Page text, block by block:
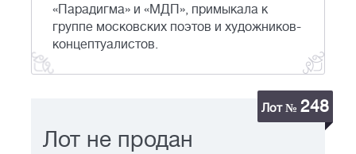
«Парадигма» и «МДП», примыкала к
группе московских поэтов и художников-
концептуалистов.
Лот № 248
Лот не продан